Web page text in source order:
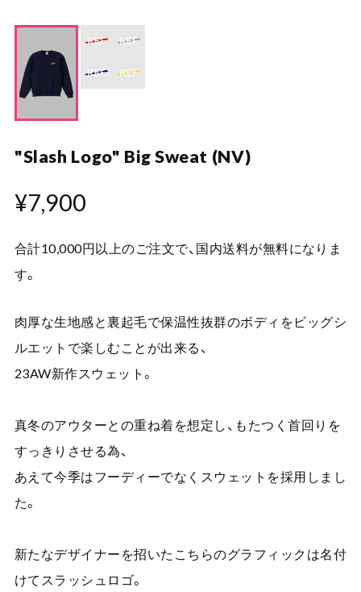
"Slash Logo" Big Sweat (NV)
¥7,900
合計10,000円以上のご注文で、国内送料が無料になりま
す。
肉厚な生地感と裏起毛で保温性抜群のボディをビッグシ
ルエットで楽しむことが出来る、
23AW新作スウェット。
真冬のアウターとの重ね着を想定し、もたつく首回りを
すっきりさせる為、
あえて今季はフーディーでなくスウェットを採用しまし
た。
新たなデザイナーを招いたこちらのグラフィックは名付
けてスラッシュロゴ。